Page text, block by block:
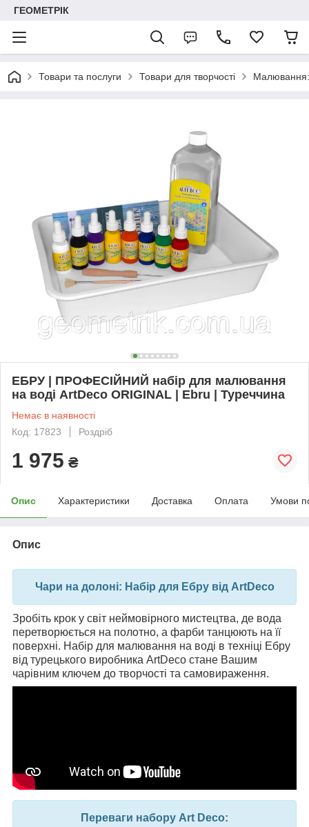
ГЕОМЕТРІК
Товари та послуги Товари для творчості
ЕБРУ | ПРОФЕСІЙНИЙ набір для малювання
на воді ArtDeco ORIGINAL | Ebru | Туреччина
Немає в наявності
Код: 17823
Роздріб
1 975 ₴
Опис Характеристики Доставка Оплата Умови
Опис
Чари на долоні: Набір для Ебру від ArtDeco
Зробіть крок у світ неймовірного мистецтва, де вода
перетворюється на полотно, а фарби танцюють на її
поверхні. Набір для малювання на воді в техніці Ебру
від турецького виробника ArtDeco стане Вашим
чарівним ключем до творчості та самовираження.
Переваги набору Art Deco: